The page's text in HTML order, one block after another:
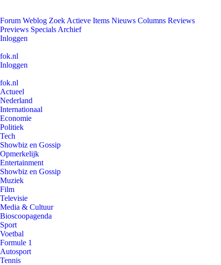
Forum Weblog Zoek Actieve Items Nieuws Columns Reviews
Previews Specials Archief
Inloggen
fok.nl
Inloggen
fok.nl
Actueel
Nederland
Internationaal
Economie
Politiek
Tech
Showbiz en Gossip
Opmerkelijk
Entertainment
Showbiz en Gossip
Muziek
Film
Televisie
Media & Cultuur
Bioscoopagenda
Sport
Voetbal
Formule 1
Autosport
Tennis